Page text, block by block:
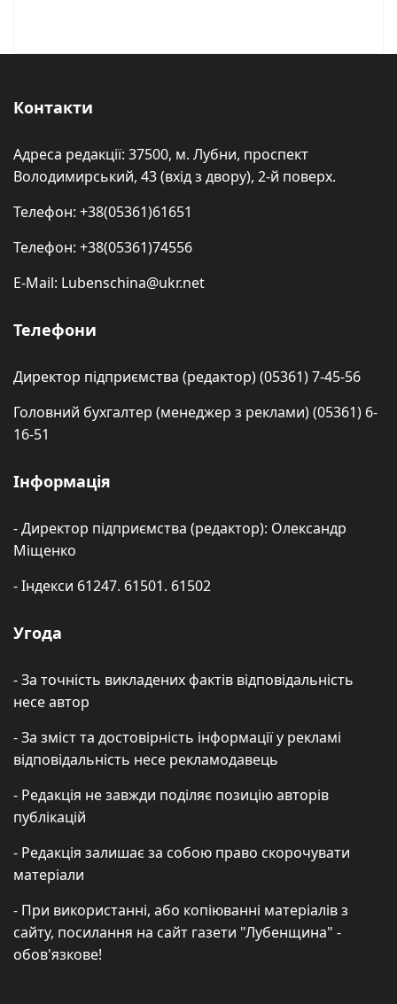
Контакти
Адреса редакції: 37500, м. Лубни, проспект
Володимирський, 43 (вхід з двору), 2-й поверх.
Телефон: +38(05361)61651
Телефон: +38(05361)74556
E-Mail: Lubenschina@ukr.net
Телефони
Директор підприємства (редактор) (05361) 7-45-56
Головний бухгалтер (менеджер з реклами) (05361) 6-
16-51
Інформація
- Директор підприємства (редактор): Олександр
Міщенко
- Індекси 61247. 61501. 61502
Угода
- За точність викладених фактів відповідальність
несе автор
- За зміст та достовірність інформації у рекламі
відповідальність несе рекламодавець
- Редакція не завжди поділяє позицію авторів
публікацій
- Редакція залишає за собою право скорочувати
матеріали
- При використанні, або копіюванні матеріалів з
сайту, посилання на сайт газети "Лубенщина" -
обов'язкове!